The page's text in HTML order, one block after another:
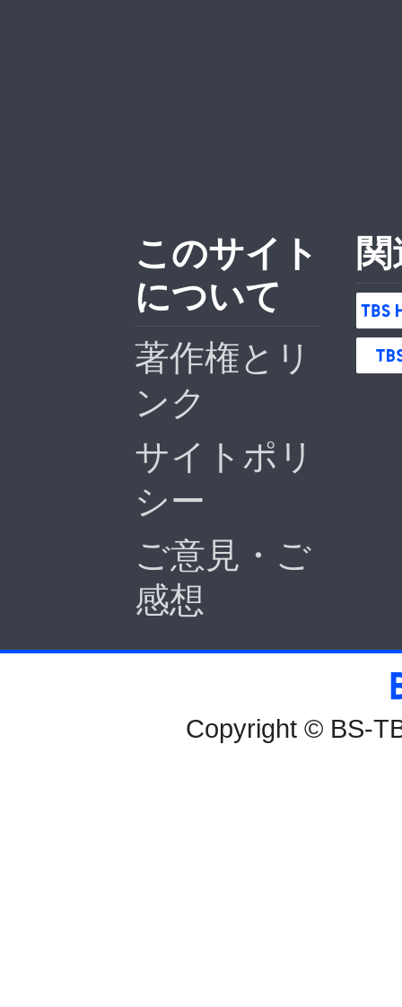
Copyright © BS-
このサイト
について
著作権とリ
ンク
サイトポリ
シー
ご意見・ご
感想